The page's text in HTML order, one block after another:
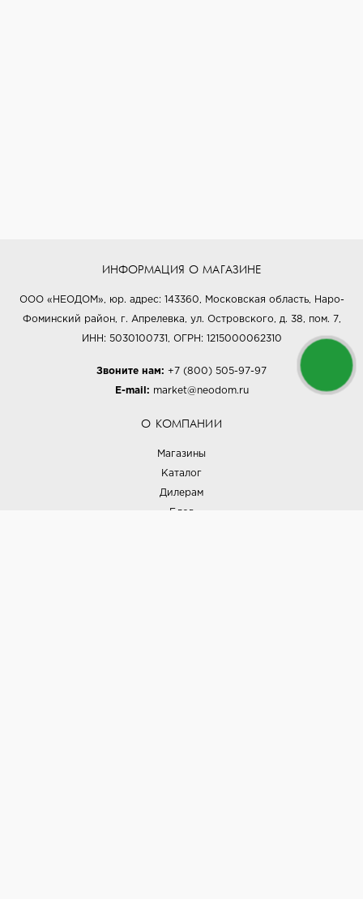
ИНФОРМАЦИЯ О МАГАЗИНЕ
ООО «НЕОДОМ», юр. адрес: 143360, Московская область, Наро-
Фоминский район, г. Апрелевка, ул. Островского, д. 38, пом. 7,
ИНН: 5030100731, ОГРН: 1215000062310
Звоните нам: +7 (800) 505-97-97
E-mail: market@neodom.ru
О КОМПАНИИ
Магазины
Каталог
Дилерам
Блог